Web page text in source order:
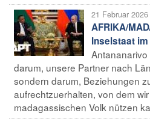
21 Februar 2026
AFRIKA/
Inselstaat
Antananarivo
darum, unsere Partner nach
sondern darum, Beziehungen
aufrechtzuerhalten, von dem
madagassischen Volk nützen